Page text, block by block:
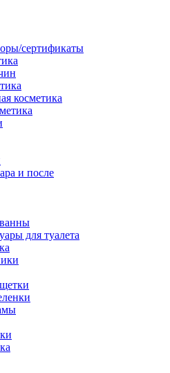
сертификаты
косметика
и после
для туалета